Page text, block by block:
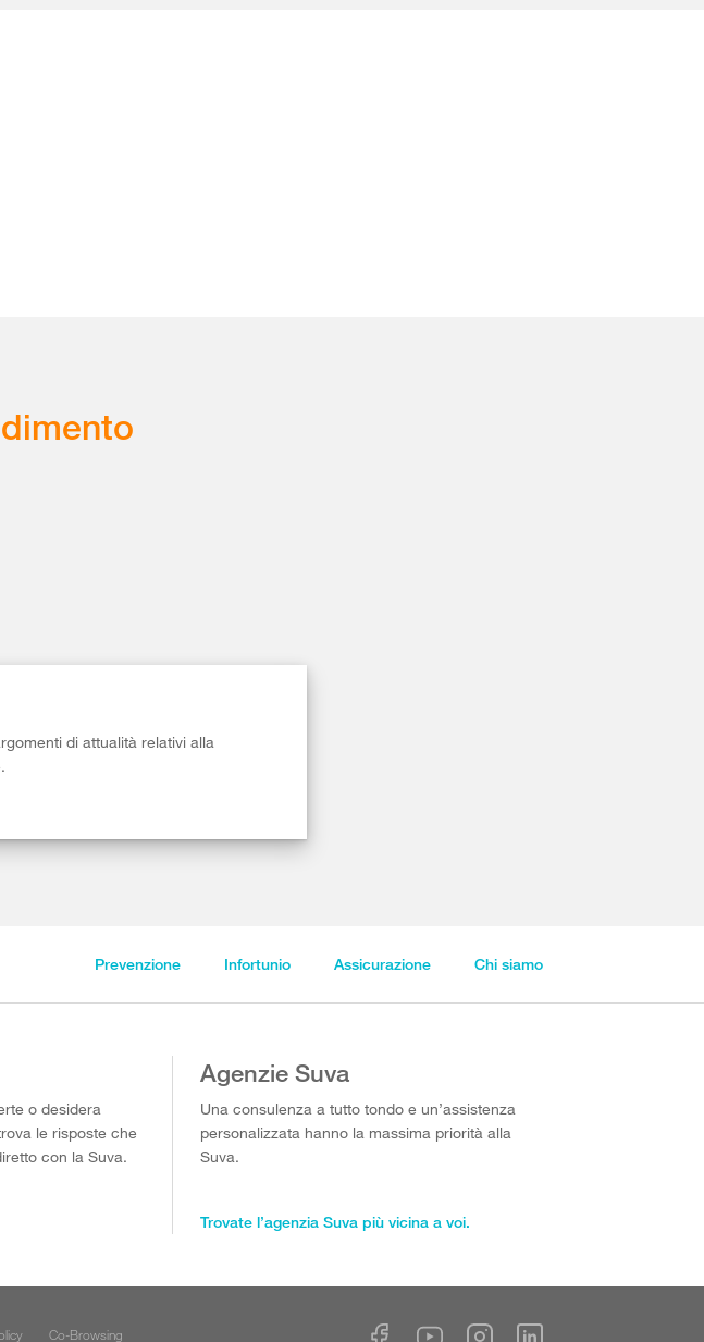
di attualità relativi alla
Prevenzione Infortunio Assicurazione Chi siamo
o desidera
le risposte che
con la Suva.
Agenzie Suva
Una consulenza a tutto tondo e un’assistenza
personalizzata hanno la massima priorità alla
Suva.
Trovate l’agenzia Suva più vicina a voi.
Co-Browsing